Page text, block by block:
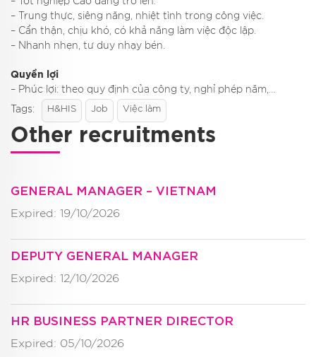
– Trung thực, siêng năng, nhiệt tình trong công việc.
– Cẩn thận, chịu khó, có khả năng làm việc độc lập.
– Nhanh nhẹn, tư duy nhạy bén.
Quyền lợi
– Phúc lợi: theo quy định của công ty, nghỉ phép năm,…
Tags:
H&HIS Job Việc làm
Other recruitments
GENERAL MANAGER – VIETNAM
Expired: 19/10/2026
DEPUTY GENERAL MANAGER
Expired: 12/10/2026
HR BUSINESS PARTNER DIRECTOR
Expired: 05/10/2026